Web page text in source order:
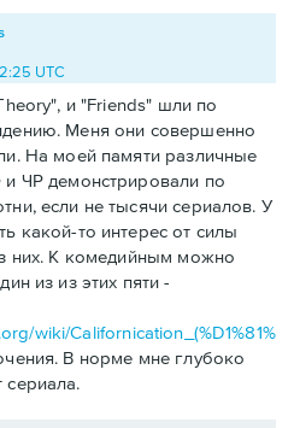
UTC
и "Friends" шли по
Меня они совершенно
На моей памяти различные
ЧР демонстрировали по
если не тысячи сериалов. У
какой-то интерес от силы
них. К комедийным можно
из из этих пяти -
wiki/
В норме мне глубоко